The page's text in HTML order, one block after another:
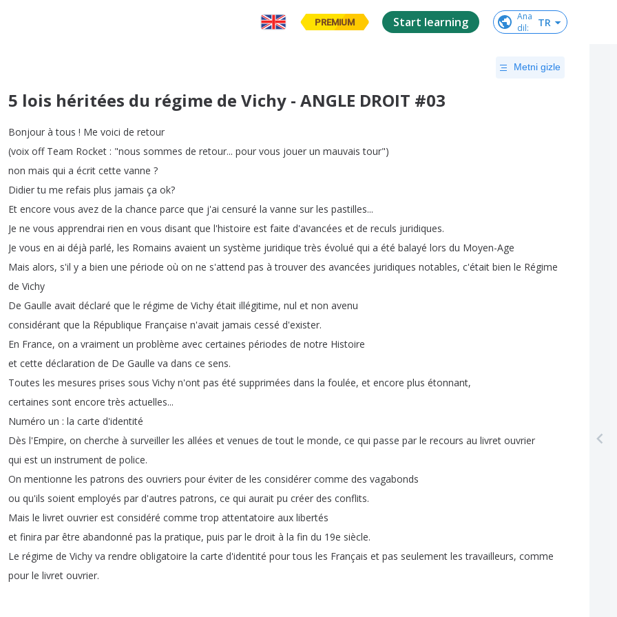
PREMIUM Start learning
Ana
dil: TR
Metni gizle
5 lois héritées du régime de Vichy - ANGLE DROIT #03
Bonjour à tous ! Me voici de retour
(voix off Team Rocket : "nous sommes de retour... pour vous jouer un mauvais tour")
non mais qui a écrit cette vanne ?
Didier tu me refais plus jamais ça ok?
Et encore vous avez de la chance parce que j'ai censuré la vanne sur les pastilles...
Je ne vous apprendrai rien en vous disant que l'histoire est faite d'avancées et de reculs juridiques.
Je vous en ai déjà parlé, les Romains avaient un système juridique très évolué qui a été balayé lors du Moyen-Age
Mais alors, s'il y a bien une période où on ne s'attend pas à trouver des avancées juridiques notables, c'était bien le Régime
de Vichy
De Gaulle avait déclaré que le régime de Vichy était illégitime, nul et non avenu
considérant que la République Française n'avait jamais cessé d'exister.
En France, on a vraiment un problème avec certaines périodes de notre Histoire
et cette déclaration de De Gaulle va dans ce sens.
Toutes les mesures prises sous Vichy n'ont pas été supprimées dans la foulée, et encore plus étonnant,
certaines sont encore très actuelles...
Numéro un : la carte d'identité
Dès l'Empire, on cherche à surveiller les allées et venues de tout le monde, ce qui passe par le recours au livret ouvrier
qui est un instrument de police.
On mentionne les patrons des ouvriers pour éviter de les considérer comme des vagabonds
ou qu'ils soient employés par d'autres patrons, ce qui aurait pu créer des conflits.
Mais le livret ouvrier est considéré comme trop attentatoire aux libertés
et finira par être abandonné pas la pratique, puis par le droit à la fin du 19e siècle.
Le régime de Vichy va rendre obligatoire la carte d'identité pour tous les Français et pas seulement les travailleurs, comme
pour le livret ouvrier.